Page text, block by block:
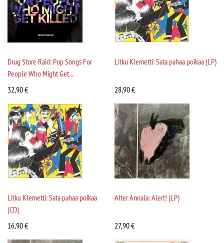
Drug Store Raid: Pop Songs For
People Who Might Get...
32,90€
Litku Klemetti: Sata pahaa poikaa (LP)
28,90€
Litku Klemetti: Sata pahaa poikaa
(CD)
16,90€
Alter Annala: Alert! (LP)
27,90€